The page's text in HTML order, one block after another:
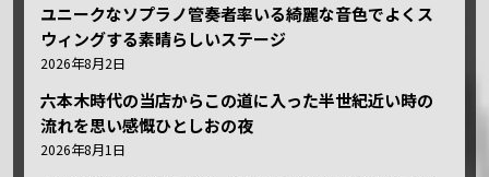
ユニークなソプラノ管奏者率いる綺麗な音色でよくス
ウィングする素晴らしいステージ
2026年8月2日
六本木時代の当店からこの道に入った半世紀近い時の
流れを思い感慨ひとしおの夜
2026年8月1日